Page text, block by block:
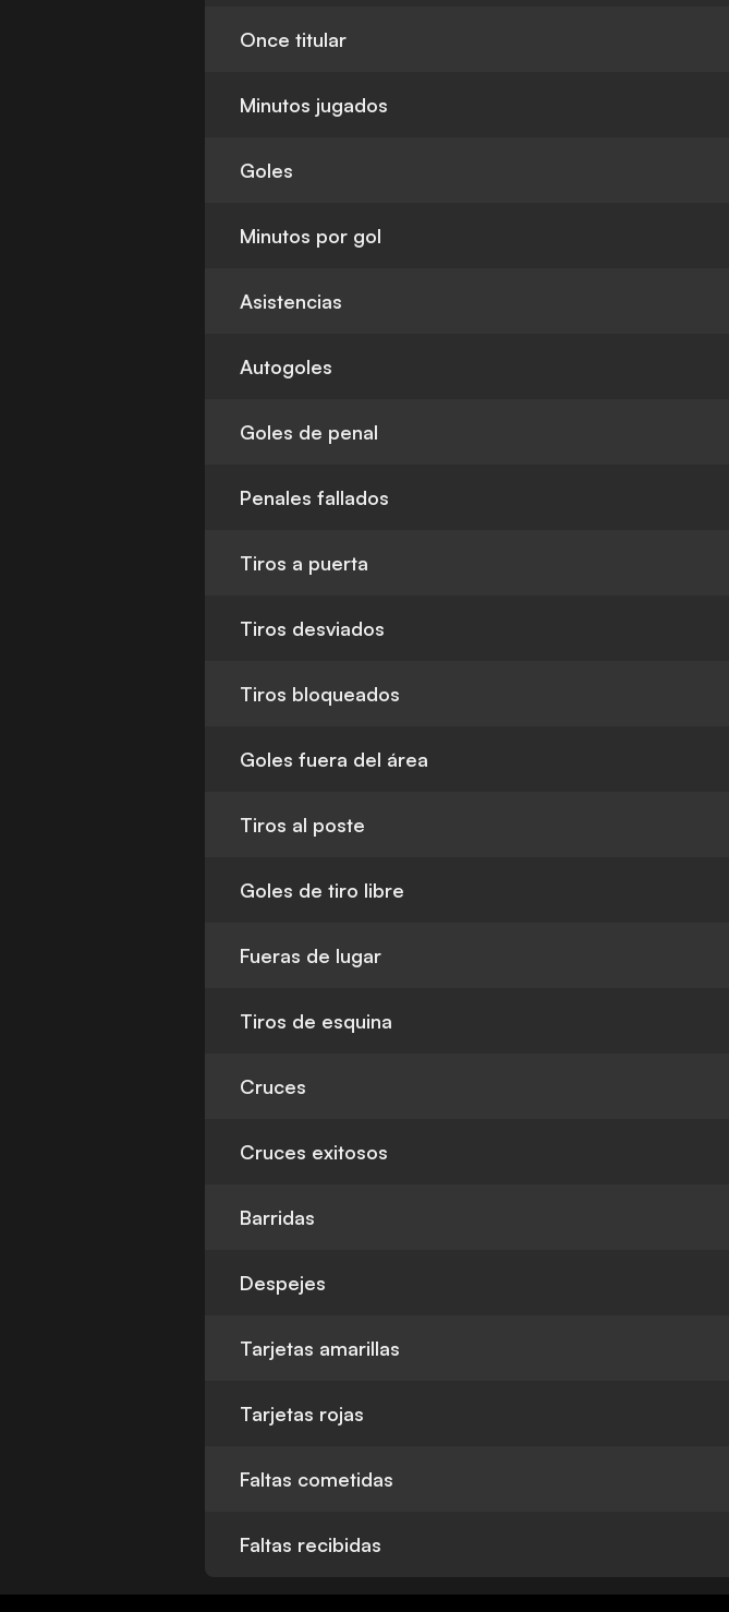
Once titular
Minutos jugados
Goles
Minutos por gol
Asistencias
Autogoles
Goles de penal
Penales fallados
Tiros a puerta
Tiros desviados
Tiros bloqueados
Goles fuera del área
Tiros al poste
Goles de tiro libre
Fueras de lugar
Tiros de esquina
Cruces
Cruces exitosos
Barridas
Despejes
Tarjetas amarillas
Tarjetas rojas
Faltas cometidas
Faltas recibidas